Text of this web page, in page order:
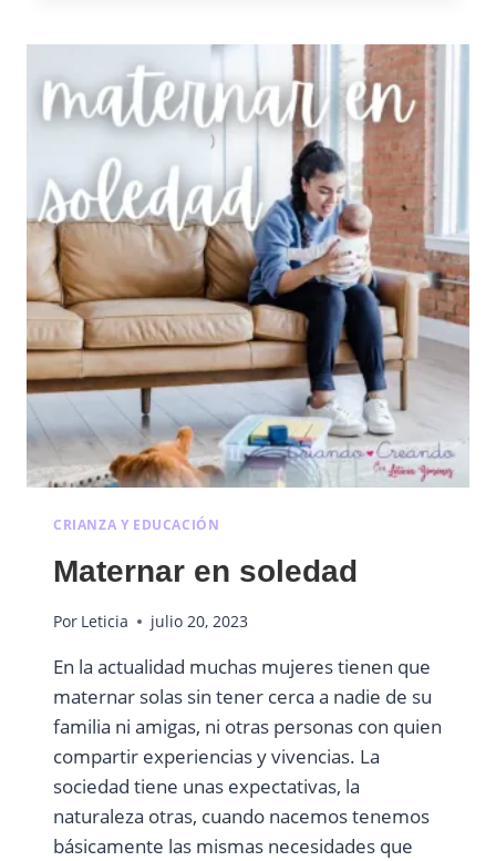
LÍNEA
EN
MÉXICO:
OPCIONES
FLEXIBLES
ACREDITADAS
CRIANZA Y EDUCACIÓN
Maternar en soledad
Por Leticia julio 20, 2023
En la actualidad muchas mujeres tienen que
maternar solas sin tener cerca a nadie de su
familia ni amigas, ni otras personas con quien
compartir experiencias y vivencias. La
sociedad tiene unas expectativas, la
naturaleza otras, cuando nacemos tenemos
básicamente las mismas necesidades que